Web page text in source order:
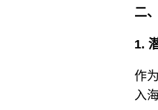
二
1.
作
入